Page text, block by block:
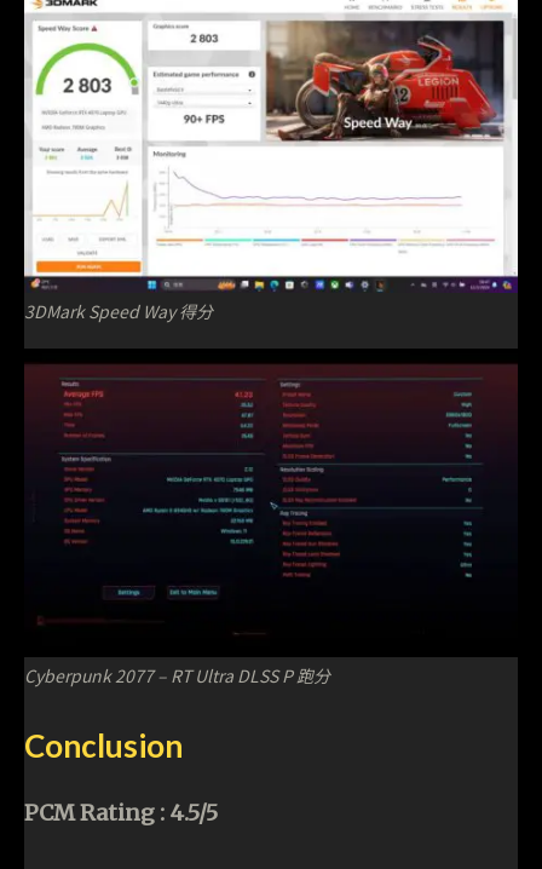
3DMark Speed Way 得分
Cyberpunk 2077 – RT Ultra DLSS P 跑分
Conclusion
PCM Rating : 4.5/5